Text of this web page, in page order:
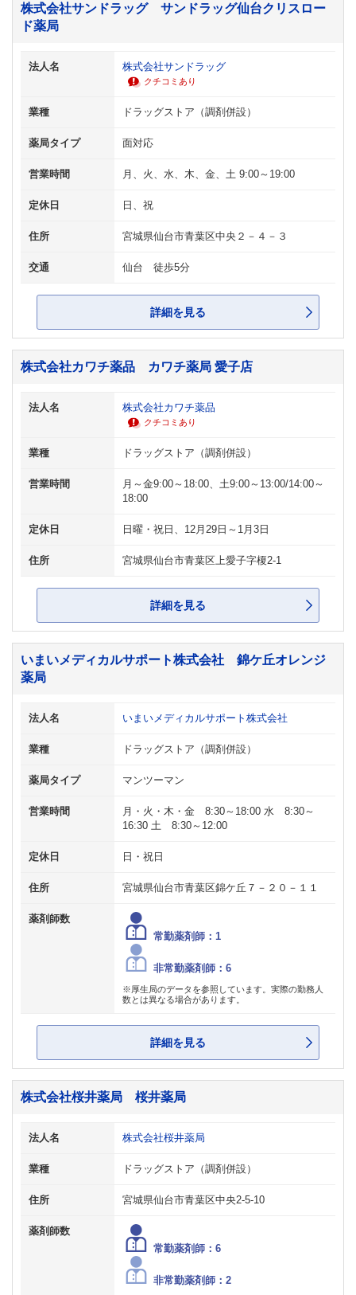
株式会社サンドラッグ サンドラッグ仙台クリスロー
ド薬局
法人名 株式会社サンドラッグ
クチコミあり
業種 ドラッグストア（調剤併設）
薬局タイプ 面対応
営業時間 月、火、水、木、金、土 9:00～19:00
定休日 日、祝
住所 宮城県仙台市青葉区中央２－４－３
交通 仙台 徒歩5分
詳細を見る
株式会社カワチ薬品 カワチ薬局 愛子店
法人名 株式会社カワチ薬品
クチコミあり
業種 ドラッグストア（調剤併設）
営業時間
月～金9:00～18:00、土9:00～13:00/14:00～
18:00
定休日 日曜・祝日、12月29日～1月3日
住所 宮城県仙台市青葉区上愛子字榎2-1
詳細を見る
いまいメディカルサポート株式会社 錦ケ丘オレンジ
薬局
法人名 いまいメディカルサポート株式会社
業種 ドラッグストア（調剤併設）
薬局タイプ マンツーマン
営業時間
月・火・木・金 8:30～18:00 水 8:30～
16:30 土 8:30～12:00
定休日 日・祝日
住所 宮城県仙台市青葉区錦ケ丘７－２０－１１
薬剤師数
常勤薬剤師：1
非常勤薬剤師：6
※厚生局のデータを参照しています。実際の勤務人
数とは異なる場合があります。
詳細を見る
株式会社桜井薬局 桜井薬局
法人名 株式会社桜井薬局
業種 ドラッグストア（調剤併設）
住所 宮城県仙台市青葉区中央2-5-10
薬剤師数
常勤薬剤師：6
非常勤薬剤師：2